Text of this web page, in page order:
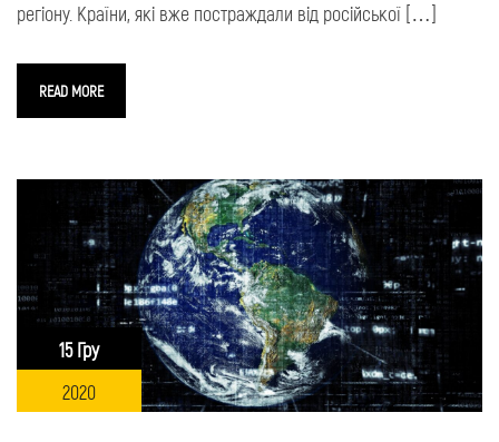
регіону. Країни, які вже постраждали від російської […]
READ MORE
15 Гру
2020